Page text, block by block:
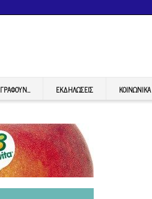
ΓΡΆΦΟΥΝ… ΕΚΔΗΛΏΣΕΙΣ ΚΟΙΝΩΝΙΚΆ